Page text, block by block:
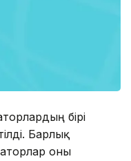
бірі
Барлық
оны